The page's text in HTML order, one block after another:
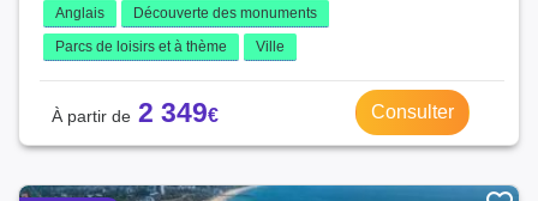
Anglais
Découverte des monuments
Parcs de loisirs et à thème
Ville
2 349 Consulter